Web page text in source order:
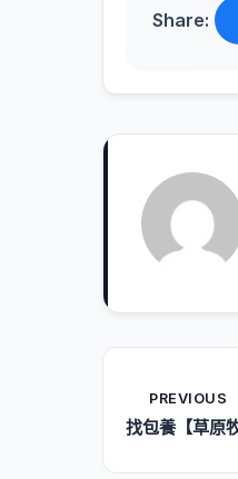
Share:
PREVIOUS
找包養【草原